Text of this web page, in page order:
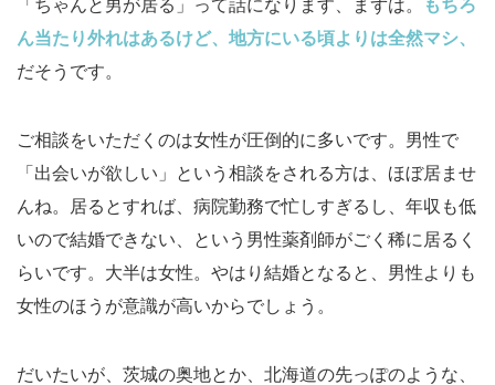
「ちゃんと男が居る」って話になります、まずは。
もちろ
ん当たり外れはあるけど、地方にいる頃よりは全然マシ、
だそうです。
ご相談をいただくのは女性が圧倒的に多いです。男性で
「出会いが欲しい」という相談をされる方は、ほぼ居ませ
んね。居るとすれば、病院勤務で忙しすぎるし、年収も低
いので結婚できない、という男性薬剤師がごく稀に居るく
らいです。大半は女性。やはり結婚となると、男性よりも
女性のほうが意識が高いからでしょう。
だいたいが、茨城の奥地とか、北海道の先っぽのような、